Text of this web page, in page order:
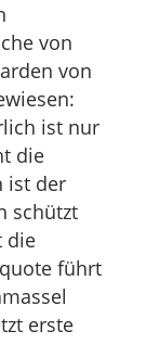
von
von
ist nur
die
ist der
schützt
die
führt
erste